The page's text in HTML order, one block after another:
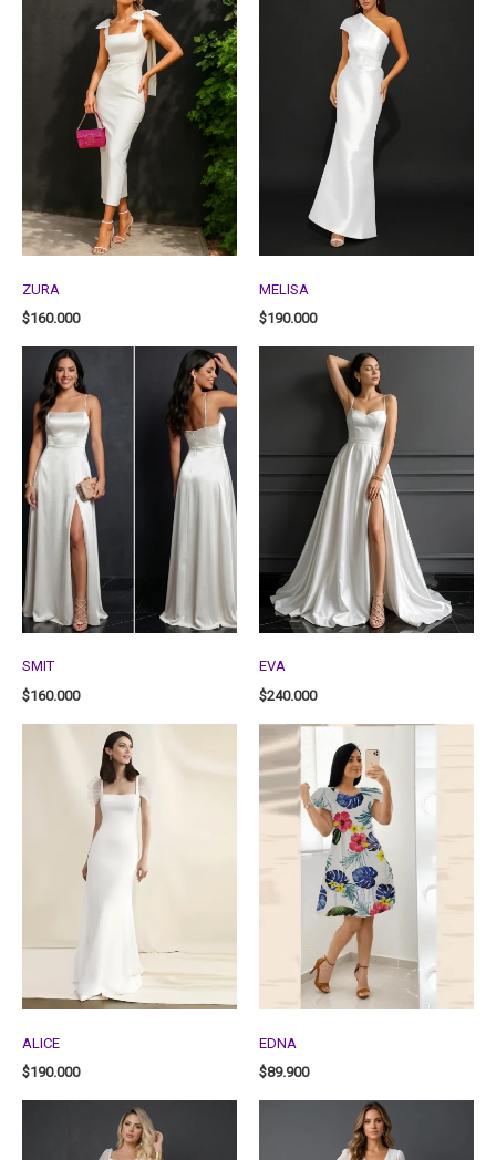
ZURA
$160.000
MELISA
$190.000
SMIT
$160.000
EVA
$240.000
ALICE
$190.000
EDNA
$89.900